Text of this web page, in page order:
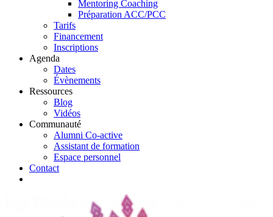
Mentoring Coaching
Préparation ACC/PCC
Tarifs
Financement
Inscriptions
Agenda
Dates
Évènements
Ressources
Blog
Vidéos
Communauté
Alumni Co-active
Assistant de formation
Espace personnel
Contact